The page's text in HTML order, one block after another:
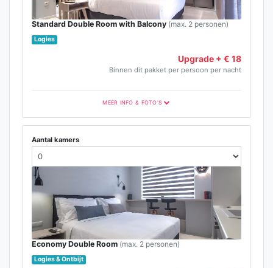
Standard Double Room with Balcony (max. 2 personen)
Logies
Upgrade + € 18
Binnen dit pakket per persoon per nacht
MEER INFO & FOTO'S
Aantal kamers
Economy Double Room (max. 2 personen)
Logies & Ontbijt